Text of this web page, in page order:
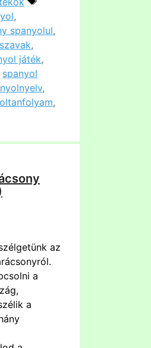
,
spanyolul,
,
játék,
spanyol
,
,
az
a
a